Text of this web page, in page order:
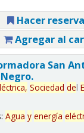
Hacer reserva
Agregar al
San
Sociedad del
Agua y energía